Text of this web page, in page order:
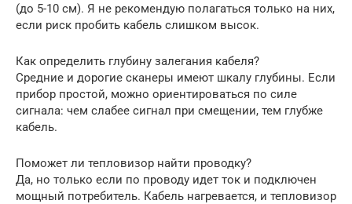
(до 5-10 см). Я не рекомендую полагаться только на них,
если риск пробить кабель слишком высок.
Как определить глубину залегания кабеля?
Средние и дорогие сканеры имеют шкалу глубины. Если
прибор простой, можно ориентироваться по силе
сигнала: чем слабее сигнал при смещении, тем глубже
кабель.
Поможет ли тепловизор найти проводку?
Да, но только если по проводу идет ток и подключен
мощный потребитель. Кабель нагревается, и тепловизор